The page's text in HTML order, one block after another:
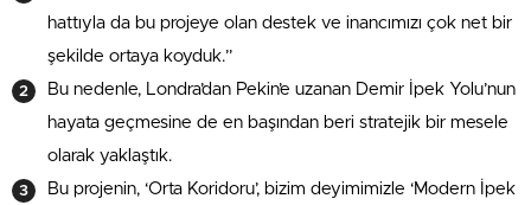
hattıyla da bu projeye olan destek ve inancımızı çok net bir
şekilde ortaya koyduk.”
Bu nedenle, Londra’dan Pekin’e uzanan Demir İpek Yolu’nun
hayata geçmesine de en başından beri stratejik bir mesele
olarak yaklaştık.
Bu projenin, ‘Orta Koridoru’, bizim deyimimizle ‘Modern İpek